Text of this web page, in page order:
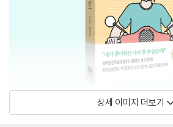
상세 이미지 더보기